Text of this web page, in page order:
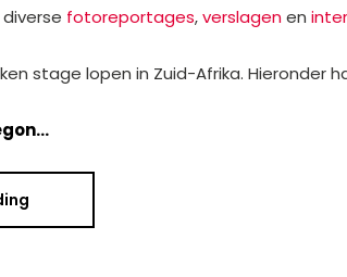
fotoreportages,verslagenen
stage lopen in Zuid-Afrika. Hieronder